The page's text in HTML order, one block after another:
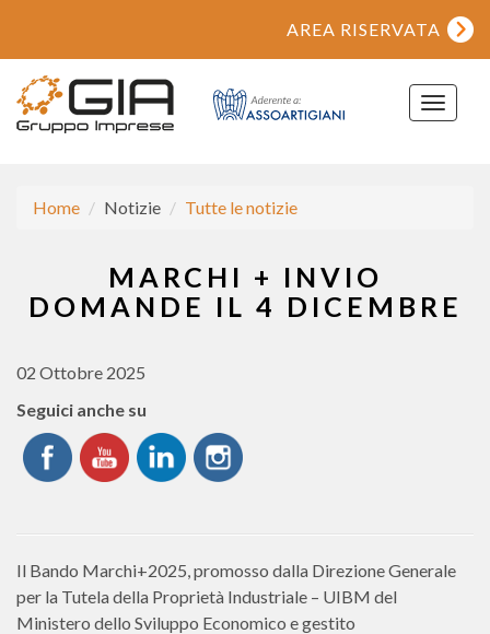
AREA RISERVATA
Toggle
Home Notizie Tutte le notizie
MARCHI + INVIO
DOMANDE IL 4 DICEMBRE
02 Ottobre 2025
Seguici anche su
Il Bando Marchi+2025, promosso dalla Direzione Generale
per la Tutela della Proprietà Industriale – UIBM del
Ministero dello Sviluppo Economico e gestito